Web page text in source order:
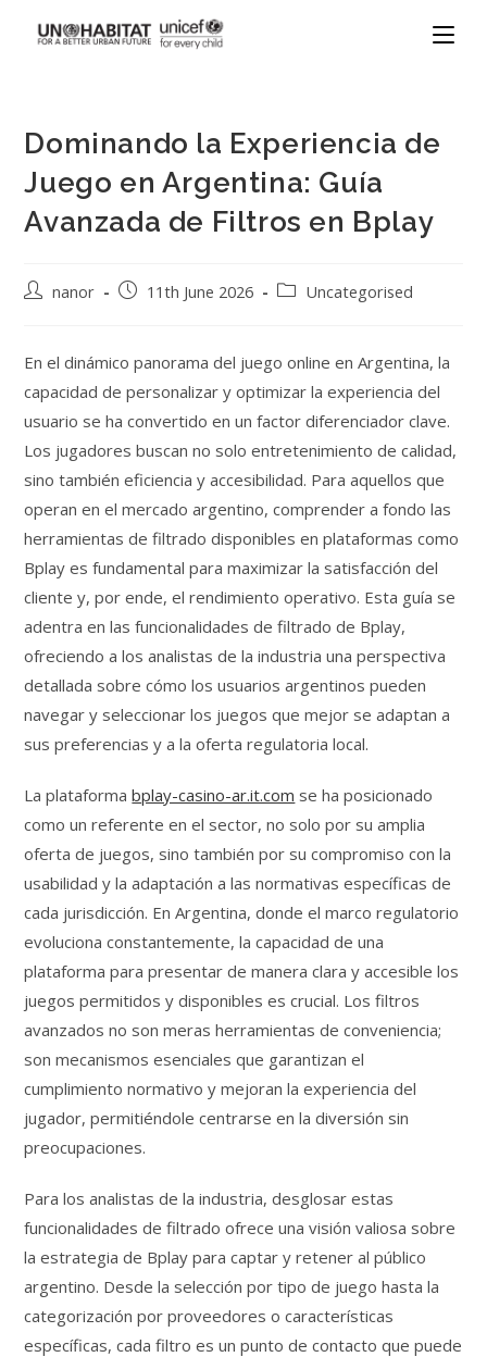
Dominando la Experiencia de
Juego en Argentina: Guía
Avanzada de Filtros en Bplay
nanor 11th June 2026 Uncategorised
En el dinámico panorama del juego online en Argentina, la
capacidad de personalizar y optimizar la experiencia del
usuario se ha convertido en un factor diferenciador clave.
Los jugadores buscan no solo entretenimiento de calidad,
sino también eficiencia y accesibilidad. Para aquellos que
operan en el mercado argentino, comprender a fondo las
herramientas de filtrado disponibles en plataformas como
Bplay es fundamental para maximizar la satisfacción del
cliente y, por ende, el rendimiento operativo. Esta guía se
adentra en las funcionalidades de filtrado de Bplay,
ofreciendo a los analistas de la industria una perspectiva
detallada sobre cómo los usuarios argentinos pueden
navegar y seleccionar los juegos que mejor se adaptan a
sus preferencias y a la oferta regulatoria local.
La plataformabplay-casino-ar.it.com se ha posicionado
como un referente en el sector, no solo por su amplia
oferta de juegos, sino también por su compromiso con la
usabilidad y la adaptación a las normativas específicas de
cada jurisdicción. En Argentina, donde el marco regulatorio
evoluciona constantemente, la capacidad de una
plataforma para presentar de manera clara y accesible los
juegos permitidos y disponibles es crucial. Los filtros
avanzados no son meras herramientas de conveniencia;
son mecanismos esenciales que garantizan el
cumplimiento normativo y mejoran la experiencia del
jugador, permitiéndole centrarse en la diversión sin
preocupaciones.
Para los analistas de la industria, desglosar estas
funcionalidades de filtrado ofrece una visión valiosa sobre
la estrategia de Bplay para captar y retener al público
argentino. Desde la selección por tipo de juego hasta la
categorización por proveedores o características
específicas, cada filtro es un punto de contacto que puede